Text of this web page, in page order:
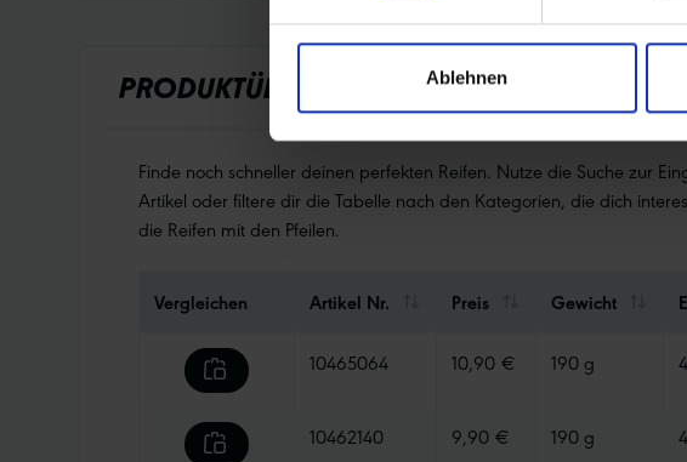
Ablehnen
PRODUKTÜBERSICHT
Finde noch schneller deinen perfekten Reifen. Nutze die Suche zur
Artikel oder filtere dir die Tabelle nach den Kategorien, die dich
die Reifen mit den Pfeilen.
Vergleichen Artikel Nr. Preis Gewicht
10465064 10,90 € 190 g
10462140 9,90 € 190 g